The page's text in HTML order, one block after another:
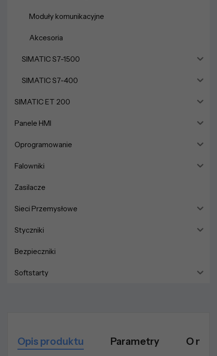
Moduły komunikacyjne
Akcesoria
SIMATIC S7-1500
SIMATIC S7-400
SIMATIC ET 200
Panele HMI
Oprogramowanie
Falowniki
Zasilacze
Sieci Przemysłowe
Styczniki
Bezpieczniki
Softstarty
Opis produktu Parametry O